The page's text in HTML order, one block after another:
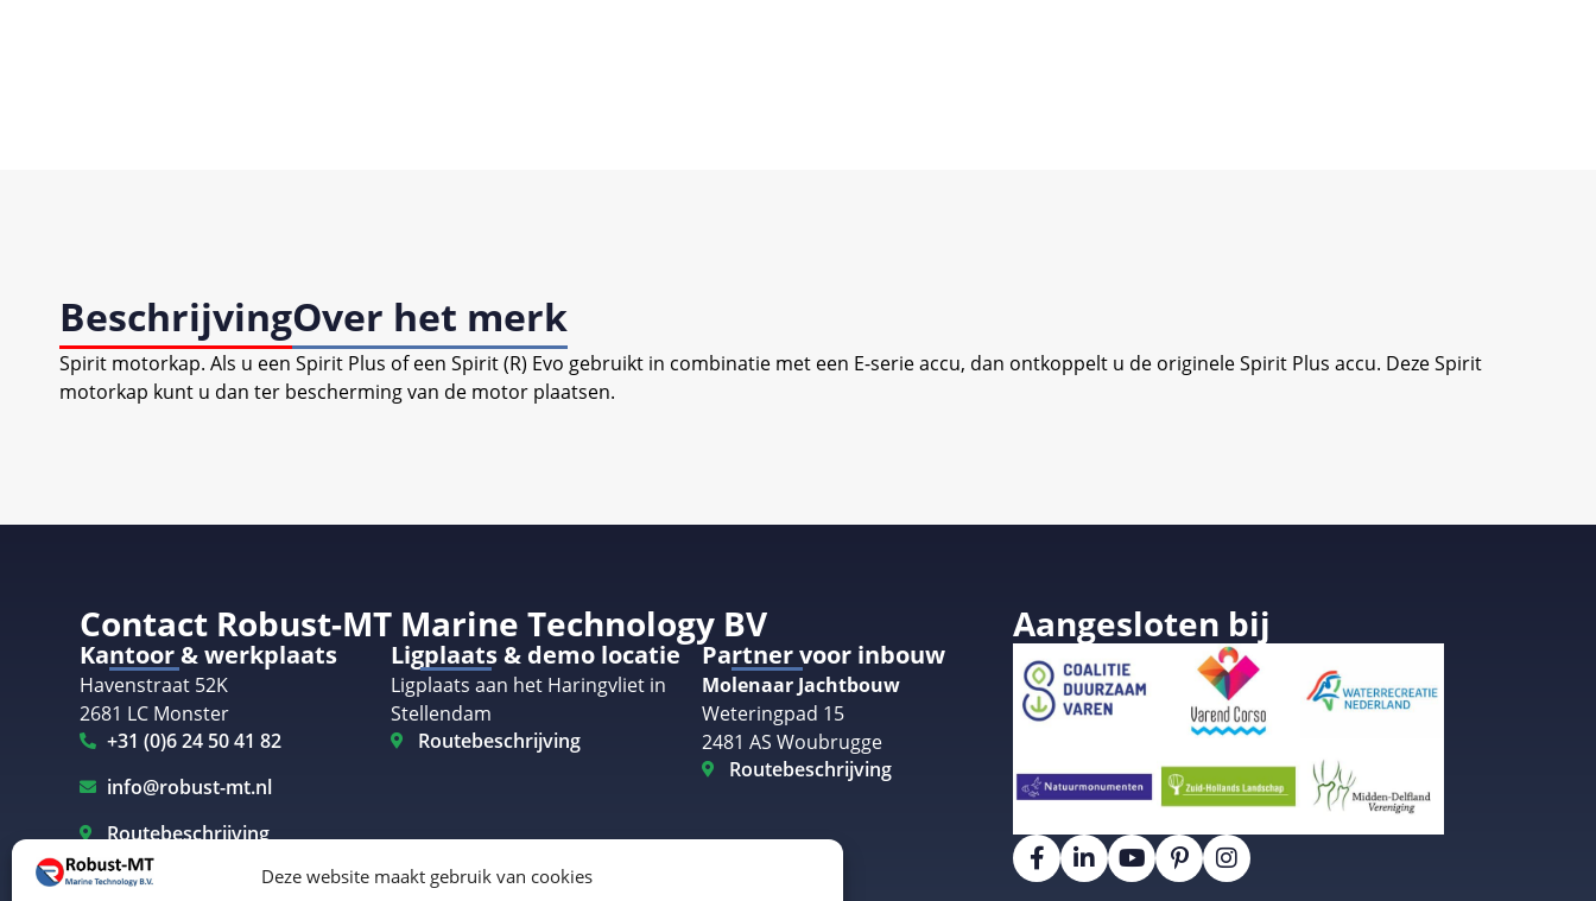
Deze website maakt gebruik van cookies
BeschrijvingOver het merk
Spirit motorkap. Als u een Spirit Plus of een Spirit (R) Evo gebruikt in combinatie met een E-serie accu, dan ontkoppelt u de originele Spirit Plus accu. Deze Spirit
motorkap kunt u dan ter bescherming van de motor plaatsen.
Contact Robust-MT Marine Technology BV
Kantoor & werkplaats
Havenstraat 52K
2681 LC Monster
+31 (0)6 24 50 41 82
info@robust-mt.nl
Routebeschrijving
Ligplaats & demo locatie
Ligplaats aan het Haringvliet in
Stellendam
Routebeschrijving
Partner voor inbouw
Molenaar Jachtbouw
Weteringpad 15
2481 AS Woubrugge
Routebeschrijving
Aangesloten bij